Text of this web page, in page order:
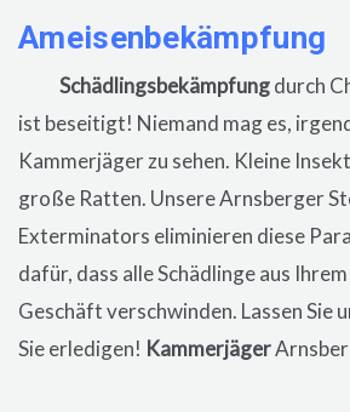
Ameisenbekämpfung
Schädlingsbekämpfungdurch
ist beseitigt! Niemand mag es,
Kammerjäger zu sehen. Kleine
große Ratten. UnsereArnsberger
Exterminators eliminieren diese
dafür, dass alle Schädlinge aus
Geschäft verschwinden. Lassen Sie
Sie erledigen! Kammerjäger